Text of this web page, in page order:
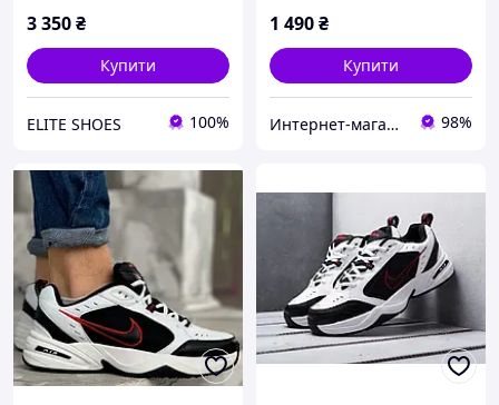
3 350₴
Купити
ELITE SHOES 100%
1 490₴
Купити
Интернет-магазин Sneakers Boom 98%